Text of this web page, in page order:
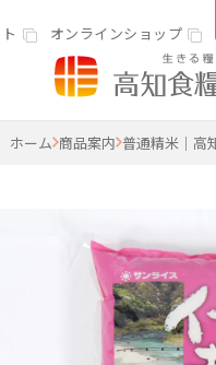
高知食糧
オンラインショップ
ホーム 商品案内 普通精米｜高